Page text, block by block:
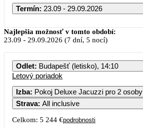
Termín: 23.09 - 29.09.2026
Najlepšia možnosť v tomto období:
23.09 - 29.09.2026 (7 dní, 5 nocí)
Odlet: Budapešť (letisko), 14:10
Letový poriadok
Izba: Pokoj Deluxe Jacuzzi pro 2 osoby
Strava: All inclusive
Celkom: 5 244 €podrobnosti